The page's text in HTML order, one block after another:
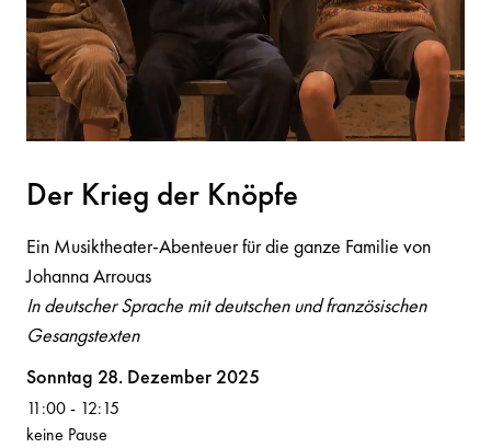
Der Krieg der Knöpfe
Ein Musiktheater-Abenteuer für die ganze Familie von
Johanna Arrouas
In deutscher Sprache mit deutschen und französischen
Gesangstexten
Volksoper
Sonntag 28. Dezember 2025
11:00- 12:15
keine Pause